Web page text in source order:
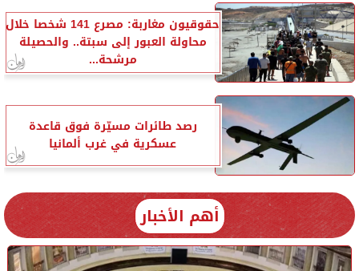
حقوقيون مغاربة: مصرع 141 شخصا خلال
محاولة العبور إلى سبتة.. والحصيلة
مرشحة...
رصد طائرات مسيّرة فوق قاعدة
عسكرية في غرب ألمانيا
أهم الأخبار